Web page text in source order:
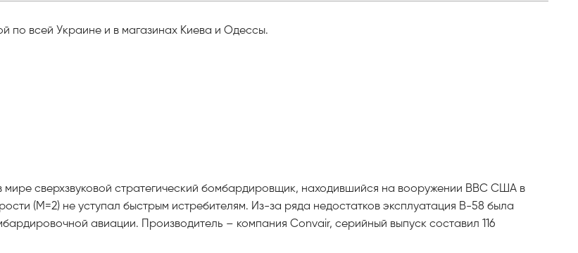
по всей Украине и в магазинах Киева и Одессы.
мире сверхзвуковой стратегический бомбардировщик, находившийся на вооружении ВВС США в
(M=2) не уступал быстрым истребителям. Из-за ряда недостатков эксплуатация В-58 была
авиации. Производитель – компания Convair, серийный выпуск составил 116